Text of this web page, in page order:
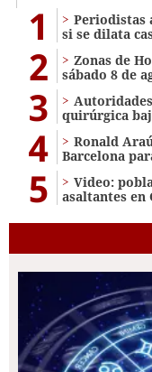
1
Periodistas
si se dilata
2
Zonas de
sábado 8 de
3
quirúrgica
4
Ronald
Barcelona
5
Video:
asaltantes en